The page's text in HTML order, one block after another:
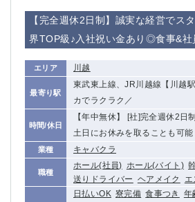
【完全週休2日制】誠実な経営でス
界TOP級♪入社祝い金あり◎食事&社
エリア 川越
最寄り駅
東武東上線、JR川越線【川越
カでラクラク／
時間/休日
【年中無休】 [社]完全週休2日
土日にお休みを取ることも可能
業種 キャバクラ
職種
ホール(社員) ホール(バイト)
送りドライバー ヘアメイク エ
日払いOK 寮完備 食事つき 年
蒲田東口
多摩センター
立川（南口）
新宿
中野
府中
中目黒
ひばりヶ丘（北口）
吉祥寺（南口／公園口）
小作・羽村
自由が丘
四谷
錦糸町南口
下北沢・経堂
金町（北口）
成増駅徒歩3分の好立地！①JR埼京線